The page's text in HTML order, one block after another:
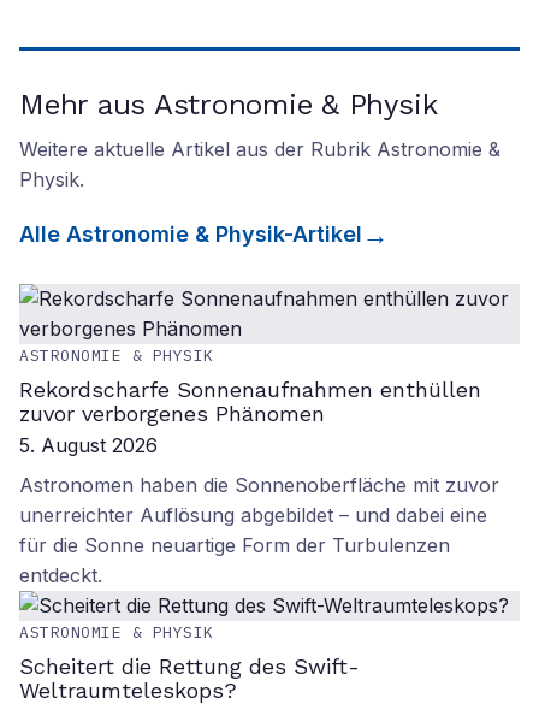
Mehr aus Astronomie & Physik
Weitere aktuelle Artikel aus der Rubrik Astronomie &
Physik.
Alle Astronomie & Physik-Artikel
ASTRONOMIE & PHYSIK
Rekordscharfe Sonnenaufnahmen enthüllen
zuvor verborgenes Phänomen
5. August 2026
Astronomen haben die Sonnenoberfläche mit zuvor
unerreichter Auflösung abgebildet – und dabei eine
für die Sonne neuartige Form der Turbulenzen
entdeckt.
ASTRONOMIE & PHYSIK
Scheitert die Rettung des Swift-
Weltraumteleskops?